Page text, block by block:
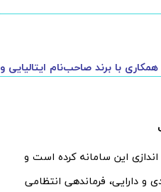
با برند صاحب‌نام ایتالیایی و
این سامانه کرده است و
و دارایی، فرماندهی انتظامی